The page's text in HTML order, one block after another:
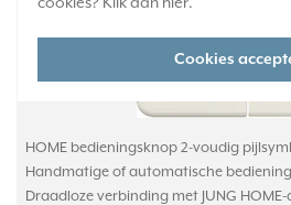
Cookies
HOME bedieningsknop 2-voudig
Handmatige of automatische
Draadloze verbinding met JUNG